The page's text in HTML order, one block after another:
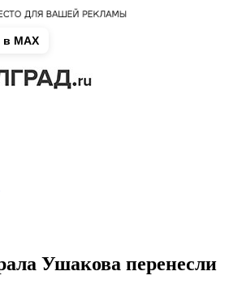
Ушакова перенесли
в MAX